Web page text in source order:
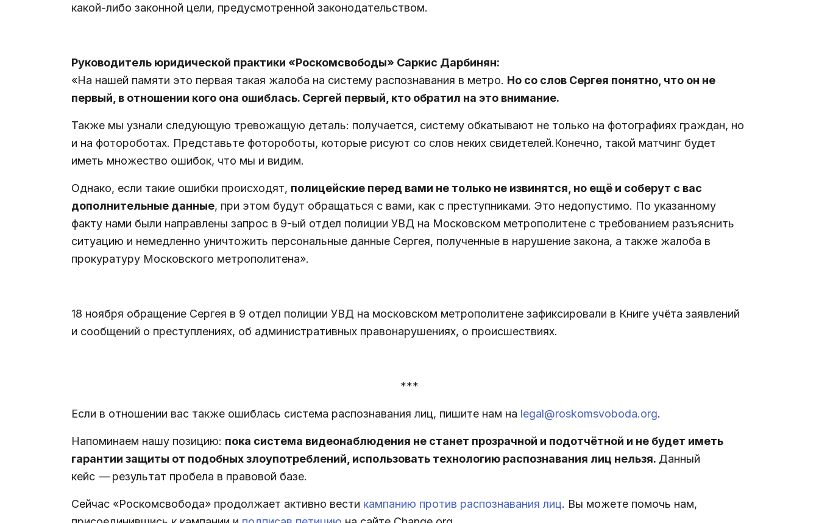
какой-либо законной цели, предусмотренной законодательством.
Руководитель юридической практики «Роскомсвободы» Саркис Дарбинян:
«На нашей памяти это первая такая жалоба на систему распознавания в метро. Но со слов Сергея понятно, что он не
первый, в отношении кого она ошиблась. Сергей первый, кто обратил на это внимание.
Также мы узнали следующую тревожащую деталь: получается, систему обкатывают не только на фотографиях граждан, но
и на фотороботах. Представьте фотороботы, которые рисуют со слов неких свидетелей.Конечно, такой матчинг будет
иметь множество ошибок, что мы и видим.
Однако, если такие ошибки происходят, полицейские перед вами не только не извинятся, но ещё и соберут с вас
дополнительные данные, при этом будут обращаться с вами, как с преступниками. Это недопустимо. По указанному
факту нами были направлены запрос в 9-ый отдел полиции УВД на Московском метрополитене с требованием разъяснить
ситуацию и немедленно уничтожить персональные данные Сергея, полученные в нарушение закона, а также жалоба в
прокуратуру Московского метрополитена».
18 ноября обращение Сергея в 9 отдел полиции УВД на московском метрополитене зафиксировали в Книге учёта заявлений
и сообщений о преступлениях, об административных правонарушениях, о происшествиях.
***
Если в отношении вас также ошиблась система распознавания лиц, пишите нам на legal@roskomsvoboda.org.
Напоминаем нашу позицию: пока система видеонаблюдения не станет прозрачной и подотчётной и не будет иметь
гарантии защиты от подобных злоупотреблений, использовать технологию распознавания лиц нельзя. Данный
кейс —результат пробела в правовой базе.
Сейчас «Роскомсвобода» продолжает активно вести кампанию против распознавания лиц. Вы можете помочь нам,